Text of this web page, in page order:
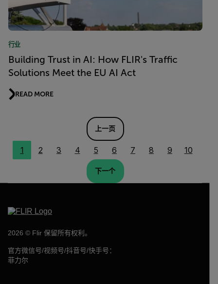
行业
Building Trust in AI: How FLIR's Traffic
Solutions Meet the EU AI Act
READ MORE
上一页
1 2 3 4 5 6 7 8 9 10
下一个
2026 © Flir 保留所有权利。
官方微信号/视频号/抖音号/快手号：
菲力尔